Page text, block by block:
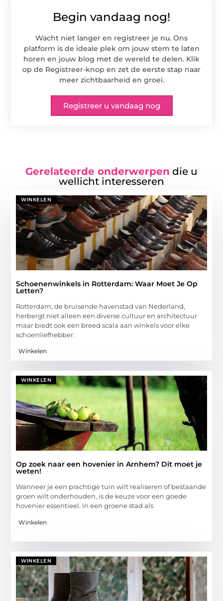
Begin vandaag nog!
Wacht niet langer en registreer je nu. Ons
platform is de ideale plek om jouw stem te laten
horen en jouw blog met de wereld te delen. Klik
op de Registreer-knop en zet de eerste stap naar
meer zichtbaarheid en groei.
Registreer u vandaag nog
Gerelateerde onderwerpen die u
wellicht interesseren
WINKELEN
Schoenenwinkels in Rotterdam: Waar Moet Je Op
Letten?
Rotterdam, de bruisende havenstad van Nederland,
herbergt niet alleen een diverse cultuur en architectuur
maar biedt ook een breed scala aan winkels voor elke
schoenliefhebber.
Winkelen
WINKELEN
Op zoek naar een hovenier in Arnhem? Dit moet je
weten!
Wanneer je een prachtige tuin wilt realiseren of bestaande
groen wilt onderhouden, is de keuze voor een goede
hovenier essentieel. In een groene stad als
Winkelen
WINKELEN